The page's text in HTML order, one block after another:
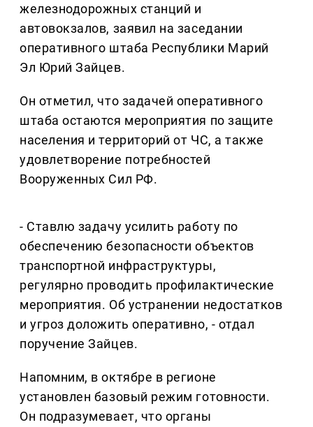
железнодорожных станций и
автовокзалов, заявил на заседании
оперативного штаба Республики Марий
Эл Юрий Зайцев.
Он отметил, что задачей оперативного
штаба остаются мероприятия по защите
населения и территорий от ЧС, а также
удовлетворение потребностей
Вооруженных Сил РФ.
- Ставлю задачу усилить работу по
обеспечению безопасности объектов
транспортной инфраструктуры,
регулярно проводить профилактические
мероприятия. Об устранении недостатков
и угроз доложить оперативно, - отдал
поручение Зайцев.
Напомним, в октябре в регионе
установлен базовый режим готовности.
Он подразумевает, что органы